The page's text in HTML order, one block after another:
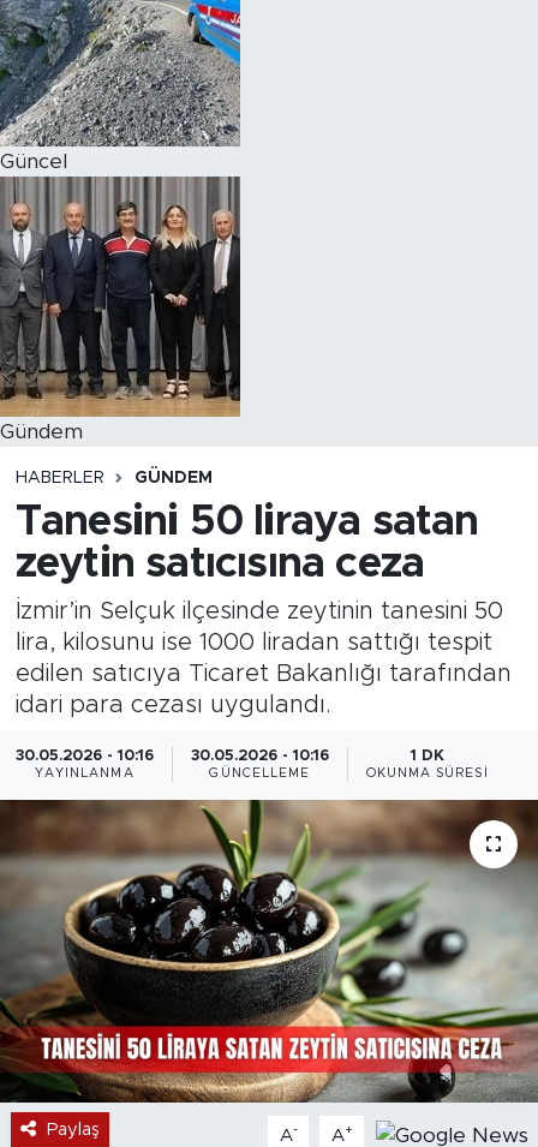
Güncel
Gündem
HABERLER GÜNDEM
Tanesini 50 liraya satan
zeytin satıcısına ceza
İzmir’in Selçuk ilçesinde zeytinin tanesini 50
lira, kilosunu ise 1000 liradan sattığı tespit
edilen satıcıya Ticaret Bakanlığı tarafından
idari para cezası uygulandı.
30.05.2026 - 10:16
YAYINLANMA
30.05.2026 - 10:16
GÜNCELLEME
1 DK
OKUNMA SÜRESI
Paylaş A- A+
Magazin
Özel Haber
Politika
Resmi İlanlar
Sağlık
Spor
Turizm